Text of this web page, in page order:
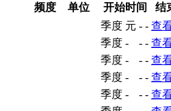
频度 单位 开始时间
结
季度 元 - - 查
季度 - - - 查
季度 - - - 查
季度 - - - 查
季度 - - - 查